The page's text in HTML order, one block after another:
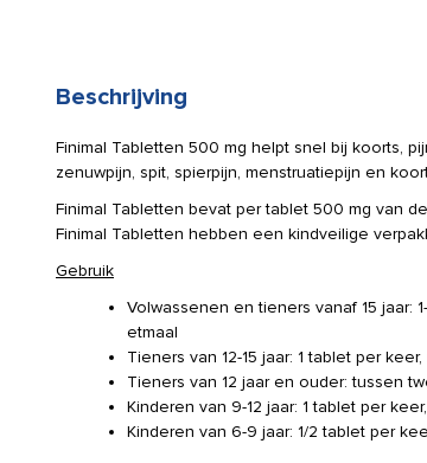
Beschrijving
Finimal Tabletten 500 mg helpt snel bij koorts,
zenuwpijn, spit, spierpijn, menstruatiepijn en
Finimal Tabletten bevat per tablet 500 mg van
Finimal Tabletten hebben een kindveilige
Gebruik
Volwassenen en tieners vanaf 15 jaar:
etmaal
Tieners van 12-15 jaar: 1 tablet per
Tieners van 12 jaar en ouder: tussen
Kinderen van 9-12 jaar: 1 tablet per
Kinderen van 6-9 jaar: 1/2 tablet per